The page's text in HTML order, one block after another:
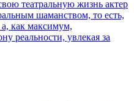
театральную жизнь актер
шаманством, то есть,
как максимум,
реальности, увлекая за